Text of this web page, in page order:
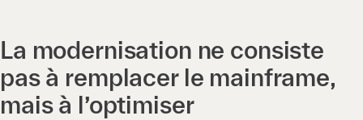
La modernisation ne consiste
pas à remplacer le mainframe,
mais à l’optimiser